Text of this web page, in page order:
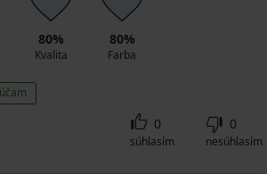
80%
Kvalita
80%
Farba
0
súhlasím
0
nesúhlasím